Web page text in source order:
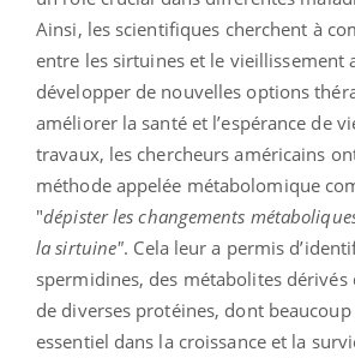
Ainsi, les scientifiques cherchent à
entre les sirtuines et le vieillissement
développer de nouvelles options
améliorer la santé et l’espérance de
travaux, les chercheurs américains
méthode appelée métabolomique
"dépister les changements
la sirtuine". Cela leur a permis
spermidines, des métabolites
de diverses protéines, dont
essentiel dans la croissance et la